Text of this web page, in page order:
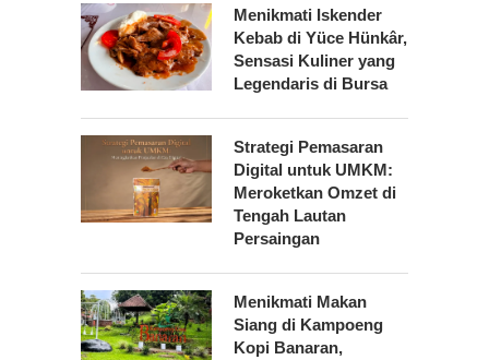
Menikmati Iskender
Kebab di Yüce Hünkâr,
Sensasi Kuliner yang
Legendaris di Bursa
Strategi Pemasaran
Digital untuk UMKM:
Meroketkan Omzet di
Tengah Lautan
Persaingan
Menikmati Makan
Siang di Kampoeng
Kopi Banaran,